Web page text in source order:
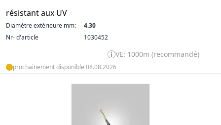
résistant aux UV
Diamètre extérieure mm:
4.30
Nr- d'article
1030452
VE: 1000m (recommandé)
prochainement disponible 08.08.2026